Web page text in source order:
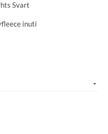
Svart
inuti
med glänsande E·L·T-text
bakre midjebandet